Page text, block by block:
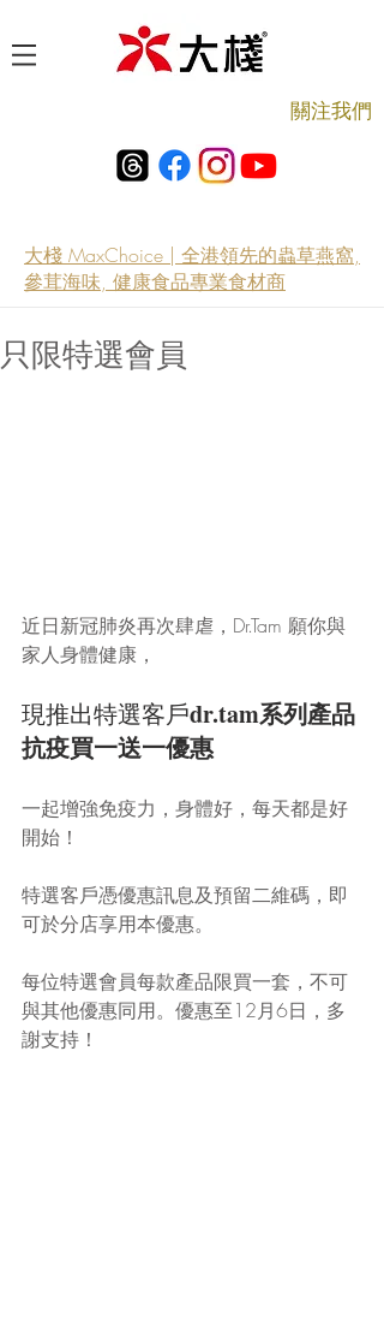
​關注我們
大棧 MaxChoice | 全港領先的蟲草燕窩,
參茸海味, 健康食品專業食材商
只限特選會員
近日新冠肺炎再次肆虐，Dr.Tam 願你與
家人身體健康，
現推出特選客戶dr.tam系列產品
抗疫買一送一優惠
一起增強免疫力，身體好，每天都是好
開始！
特選客戶憑優惠訊息及預留二維碼，即
可於分店享用本優惠。
每位特選會員每款產品限買一套，不可
與其他優惠同用。優惠至12月6日，多
謝支持！